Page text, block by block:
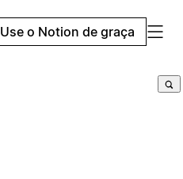
Use o Notion de graça